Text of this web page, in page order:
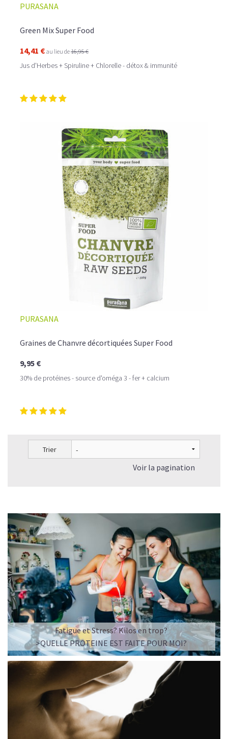
PURASANA
Green Mix Super Food
14,41 € au lieu de16,95 €
Jus d'Herbes + Spiruline + Chlorelle - détox & immunité
PURASANA
Graines de Chanvre décortiquées Super Food
9,95 €
30% de protéines - source d'oméga 3 - fer + calcium
Trier
Voir la pagination
Fatigue et Stress? Kilos en trop?
>QUELLE PROTEINE EST FAITE POUR MOI?